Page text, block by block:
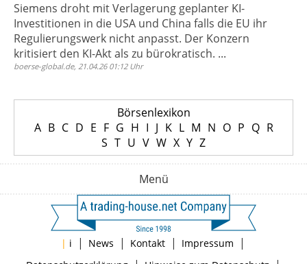
Siemens droht mit Verlagerung geplanter KI-
Investitionen in die USA und China falls die EU ihr
Regulierungswerk nicht anpasst. Der Konzern
kritisiert den KI-Akt als zu bürokratisch. ...
boerse-global.de, 21.04.26 01:12 Uhr
Börsenlexikon
A B C D E F G H I J K L M N O P Q R
S T U V W X Y Z
Menü
| i | News | Kontakt | Impressum |